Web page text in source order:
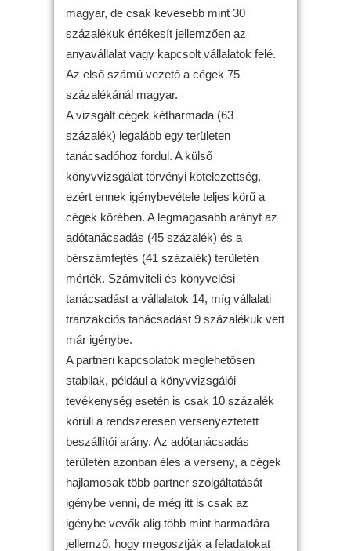
magyar, de csak kevesebb mint 30
százalékuk értékesít jellemzően az
anyavállalat vagy kapcsolt vállalatok felé.
Az első számú vezető a cégek 75
százalékánál magyar.
A vizsgált cégek kétharmada (63
százalék) legalább egy területen
tanácsadóhoz fordul. A külső
könyvvizsgálat törvényi kötelezettség,
ezért ennek igénybevétele teljes körű a
cégek körében. A legmagasabb arányt az
adótanácsadás (45 százalék) és a
bérszámfejtés (41 százalék) területén
mérték. Számviteli és könyvelési
tanácsadást a vállalatok 14, míg vállalati
tranzakciós tanácsadást 9 százalékuk vett
már igénybe.
A partneri kapcsolatok meglehetősen
stabilak, például a könyvvizsgálói
tevékenység esetén is csak 10 százalék
körüli a rendszeresen versenyeztetett
beszállítói arány. Az adótanácsadás
területén azonban éles a verseny, a cégek
hajlamosak több partner szolgáltatását
igénybe venni, de még itt is csak az
igénybe vevők alig több mint harmadára
jellemző, hogy megosztják a feladatokat